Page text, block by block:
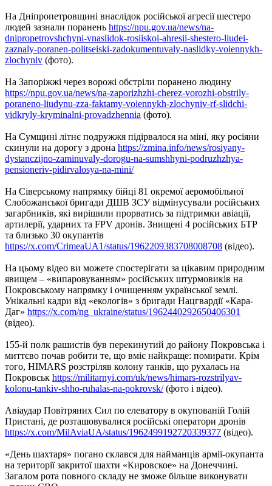
На Дніпропетровщині внаслідок російської агресії шестеро
людей зазнали поранень https://npu.gov.ua/news/na-
dnipropetrovshchyni-vnaslidok-rosiiskoi-ahresii-shestero-liudei-
zaznaly-poranen-politseiski-zadokumentuvaly-naslidky-voiennykh-
zlochyniv (фото).
На Запоріжжі через ворожі обстріли поранено людину
https://npu.gov.ua/news/na-zaporizhzhi-cherez-vorozhi-obstrily-
poraneno-liudynu-zza-faktamy-voiennykh-zlochyniv-rf-slidchi-
vidkryly-kryminalni-provadzhennia (фото).
На Сумщині літнє подружжя підірвалося на міні, яку росіяни
скинули на дорогу з дрона https://zmina.info/news/rosiyany-
dystanczijno-zaminuvaly-dorogu-na-sumshhyni-podruzhzhya-
pensioneriv-pidirvalosya-na-mini/
На Сіверському напрямку бійці 81 окремої аеромобільної
Слобожанської бригади ДШВ ЗСУ відмінусували російських
загарбників, які вирішили прорватись за підтримки авіації,
артилерії, ударних та FPV дронів. Знищені 4 російських БТР
та близько 30 окупантів
https://x.com/CrimeaUA1/status/1962209383708008708 (відео).
На цьому відео ви можете спостерігати за цікавим природним
явищем – «випаровуванням» російських штурмовиків на
Покровському напрямку і очищенням української землі.
Унікальні кадри від «екологів» з бригади Нацгвардії «Кара-
Даг» https://x.com/ng_ukraine/status/1962440292650406301
(відео).
155-й полк рашистів був перекинутий до району Покровська і
миттєво почав робити те, що вміє найкраще: помирати. Крім
того, HIMARS розстріляв колону танків, що рухалась на
Покровськ https://militarnyi.com/uk/news/himars-rozstrilyav-
kolonu-tankiv-shho-ruhalas-na-pokrovsk/(фото і відео).
Авіаудар Повітряних Сил по елеватору в окупованій Голій
Пристані, де розташовувалися російські оператори дронів
https://x.com/MilAviaUA/status/1962499192720339377 (відео).
«День шахтаря» погано склався для найманців армії-окупанта
на території закритої шахти «Кировское» на Донеччині.
Загалом рота повного складу не зможе більше виконувати